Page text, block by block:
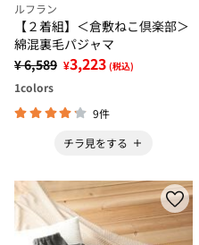
ルフラン
【２着組】＜倉敷ねこ倶楽部＞
綿混裏毛パジャマ
¥ 6,589 ¥3,223 (税込)
1colors
9件
チラ見をする